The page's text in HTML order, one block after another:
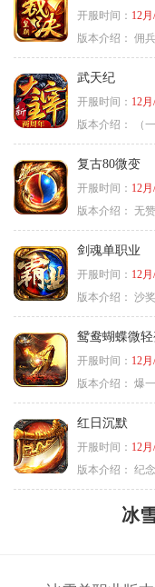
开服时间： 12月
版本介绍： 佣
武天纪
开服时间： 12月
版本介绍：
（
复古80微变
开服时间： 12月
版本介绍： 无
剑魂单职业
开服时间： 12月
版本介绍： 沙
鸳鸯蝴蝶微
开服时间： 12月
版本介绍： 爆
红日沉默
开服时间： 12月
版本介绍： 纪
冰